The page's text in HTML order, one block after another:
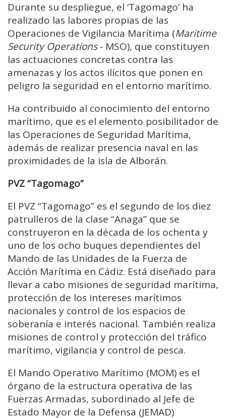
Durante su despliegue, el ‘Tagomago’ ha
realizado las labores propias de las
Operaciones de Vigilancia Marítima (Maritime
Security Operations‐ MSO), que constituyen
las actuaciones concretas contra las
amenazas y los actos ilícitos que ponen en
peligro la seguridad en el entorno marítimo.
Ha contribuido al conocimiento del entorno
marítimo, que es el elemento posibilitador de
las Operaciones de Seguridad Marítima,
además de realizar presencia naval en las
proximidades de la isla de Alborán.
PVZ “Tagomago”
El PVZ “Tagomago” es el segundo de los diez
patrulleros de la clase “Anaga” que se
construyeron en la década de los ochenta y
uno de los ocho buques dependientes del
Mando de las Unidades de la Fuerza de
Acción Marítima en Cádiz. Está diseñado para
llevar a cabo misiones de seguridad marítima,
protección de los intereses marítimos
nacionales y control de los espacios de
soberanía e interés nacional. También realiza
misiones de control y protección del tráfico
marítimo, vigilancia y control de pesca.
El Mando Operativo Marítimo (MOM) es el
órgano de la estructura operativa de las
Fuerzas Armadas, subordinado al Jefe de
Estado Mayor de la Defensa (JEMAD)